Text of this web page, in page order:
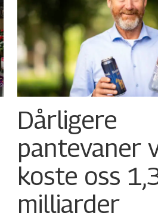
Dårligere
pantevaner
koste oss
milliarder